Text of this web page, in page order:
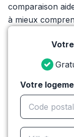
comparaison
à mieux
Votre